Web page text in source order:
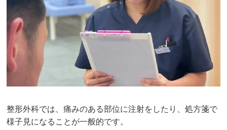
整形外科では、痛みのある部位に注射をしたり、処方箋で
様子見になることが一般的です。